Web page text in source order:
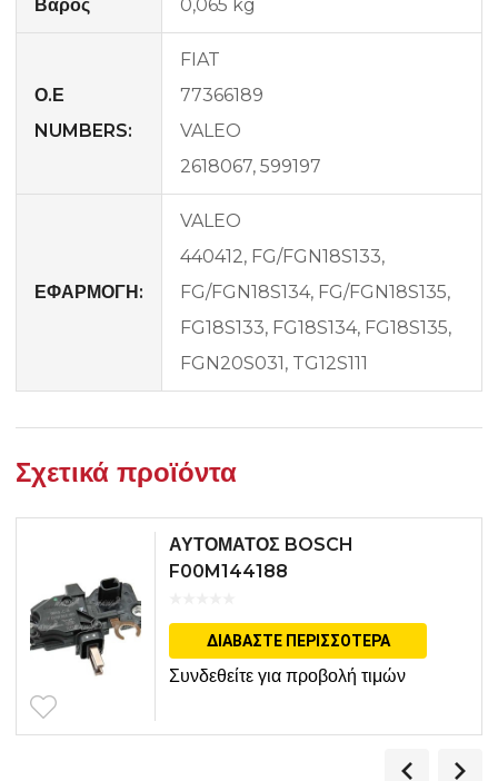
Βάρος 0,065 kg
Ο.Ε
NUMBERS:
FIAT
77366189
VALEO
2618067, 599197
ΕΦΑΡΜΟΓΗ:
VALEO
440412, FG/FGN18S133,
FG/FGN18S134, FG/FGN18S135,
FG18S133, FG18S134, FG18S135,
FGN20S031, TG12S111
Σχετικά προϊόντα
ΑΥΤΟΜΑΤΟΣ BOSCH
F00M144188
ΔΙΑΒΆΣΤΕ ΠΕΡΙΣΣΌΤΕΡΑ
Συνδεθείτε για προβολή τιμών